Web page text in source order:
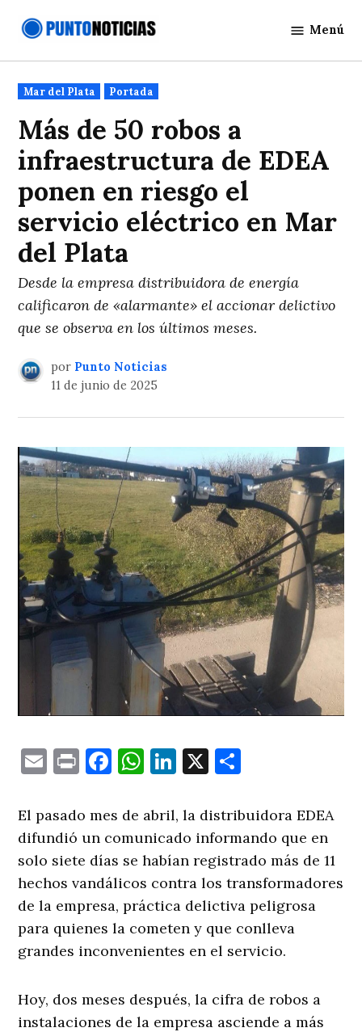
Noticias
Menú
Publicado
en
Mar del Plata Portada
Más de 50 robos a
infraestructura de EDEA
ponen en riesgo el
servicio eléctrico en Mar
del Plata
Desde la empresa distribuidora de energía
calificaron de «alarmante» el accionar delictivo
que se observa en los últimos meses.
por Punto Noticias
11 de junio de 2025
EmailPrintFacebook
WhatsApp
LinkedIn
X
El pasado mes de abril, la distribuidora EDEA
difundió un comunicado informando que en
solo siete días se habían registrado más de 11
hechos vandálicos contra los transformadores
de la empresa, práctica delictiva peligrosa
para quienes la cometen y que conlleva
grandes inconvenientes en el servicio.
Hoy, dos meses después, la cifra de robos a
instalaciones de la empresa asciende a más